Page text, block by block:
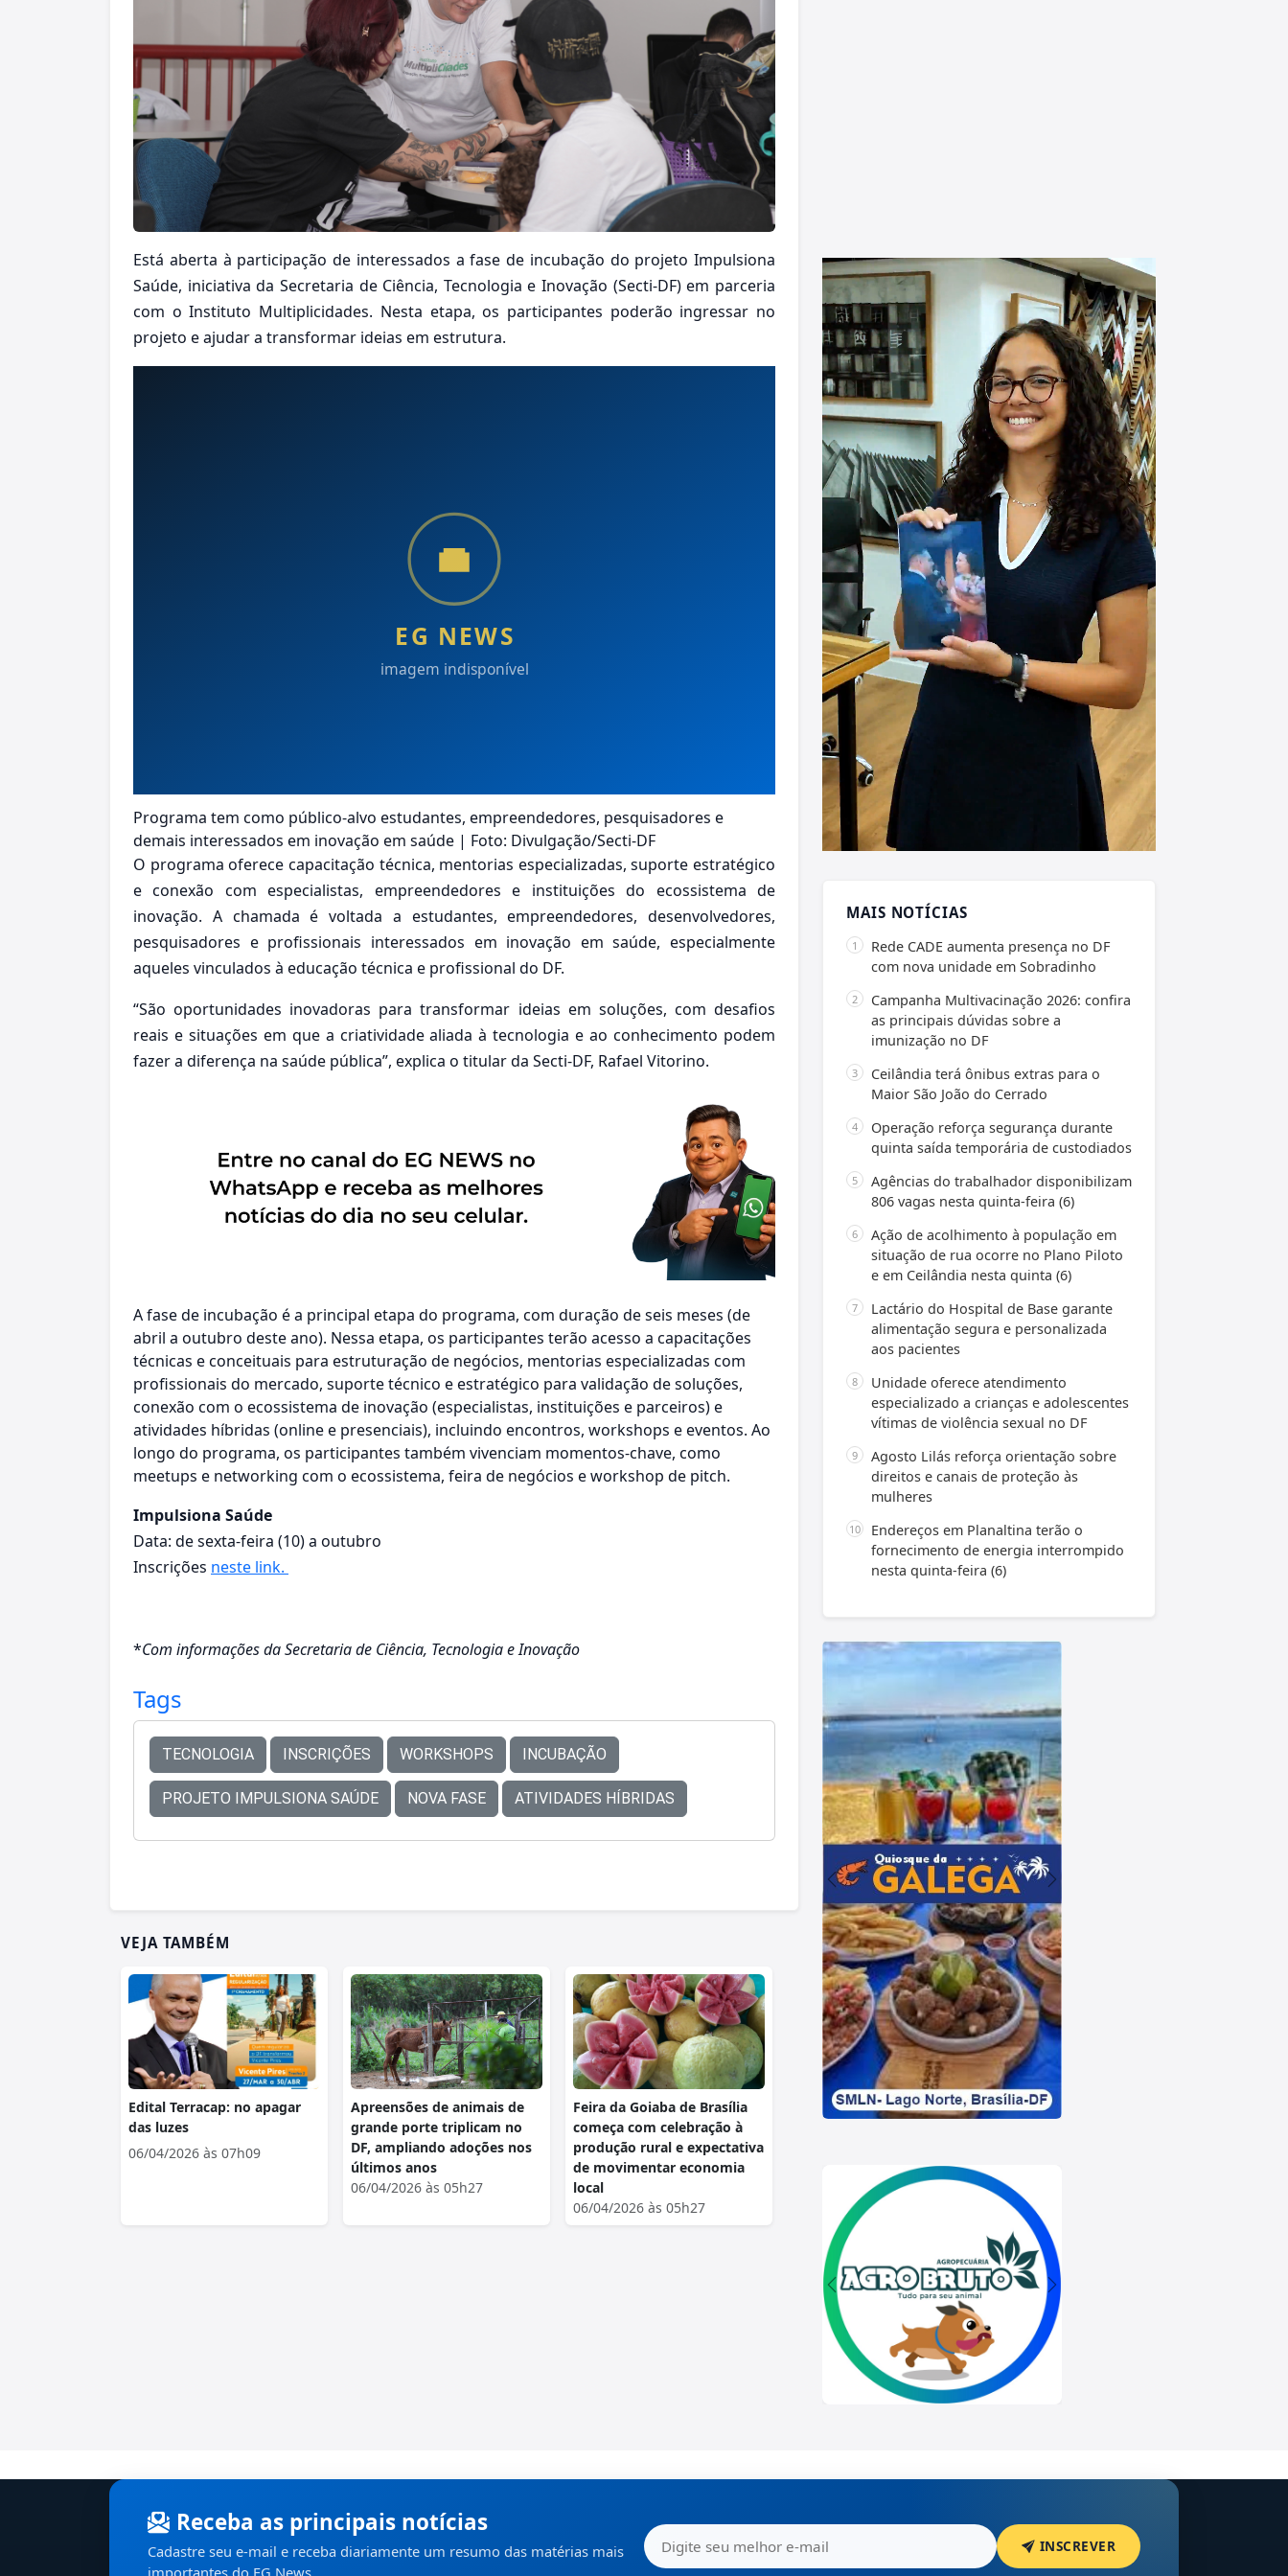
Está aberta à participação de interessados a fase de incubação do projeto Impulsiona
Saúde, iniciativa da Secretaria de Ciência, Tecnologia e Inovação (Secti-DF) em parceria
com o Instituto Multiplicidades. Nesta etapa, os participantes poderão ingressar no
projeto e ajudar a transformar ideias em estrutura.
Programa tem como público-alvo estudantes, empreendedores, pesquisadores e
demais interessados em inovação em saúde | Foto: Divulgação/Secti-DF
O programa oferece capacitação técnica, mentorias especializadas, suporte estratégico
e conexão com especialistas, empreendedores e instituições do ecossistema de
inovação. A chamada é voltada a estudantes, empreendedores, desenvolvedores,
pesquisadores e profissionais interessados em inovação em saúde, especialmente
aqueles vinculados à educação técnica e profissional do DF.
“São oportunidades inovadoras para transformar ideias em soluções, com desafios
reais e situações em que a criatividade aliada à tecnologia e ao conhecimento podem
fazer a diferença na saúde pública”, explica o titular da Secti-DF, Rafael Vitorino.
A fase de incubação é a principal etapa do programa, com duração de seis meses (de
abril a outubro deste ano). Nessa etapa, os participantes terão acesso a capacitações
técnicas e conceituais para estruturação de negócios, mentorias especializadas com
profissionais do mercado, suporte técnico e estratégico para validação de soluções,
conexão com o ecossistema de inovação (especialistas, instituições e parceiros) e
atividades híbridas (online e presenciais), incluindo encontros, workshops e eventos. Ao
longo do programa, os participantes também vivenciam momentos-chave, como
meetups e networking com o ecossistema, feira de negócios e workshop de pitch.
Impulsiona Saúde
Data: de sexta-feira (10) a outubro
Inscrições neste link.
*Com informações da Secretaria de Ciência, Tecnologia e Inovação
Tags
TECNOLOGIA INSCRIÇÕES WORKSHOPS INCUBAÇÃO
PROJETO IMPULSIONA SAÚDE NOVA FASE ATIVIDADES HÍBRIDAS
VEJA TAMBÉM
Edital Terracap: no apagar
das luzes
06/04/2026 às 07h09
Apreensões de animais de
grande porte triplicam no
DF, ampliando adoções nos
últimos anos
06/04/2026 às 05h27
Feira da Goiaba de Brasília
começa com celebração à
produção rural e expectativa
de movimentar economia
local
06/04/2026 às 05h27
MAIS NOTÍCIAS
Rede CADE aumenta presença no DF
com nova unidade em Sobradinho
Campanha Multivacinação 2026: confira
as principais dúvidas sobre a
imunização no DF
Ceilândia terá ônibus extras para o
Maior São João do Cerrado
Operação reforça segurança durante
quinta saída temporária de custodiados
Agências do trabalhador disponibilizam
806 vagas nesta quinta-feira (6)
Ação de acolhimento à população em
situação de rua ocorre no Plano Piloto
e em Ceilândia nesta quinta (6)
Lactário do Hospital de Base garante
alimentação segura e personalizada
aos pacientes
Unidade oferece atendimento
especializado a crianças e adolescentes
vítimas de violência sexual no DF
Agosto Lilás reforça orientação sobre
direitos e canais de proteção às
mulheres
Endereços em Planaltina terão o
fornecimento de energia interrompido
nesta quinta-feira (6)
Receba as principais notícias
Cadastre seu e-mail e receba diariamente um resumo das matérias mais
importantes do EG News.
INSCREVER